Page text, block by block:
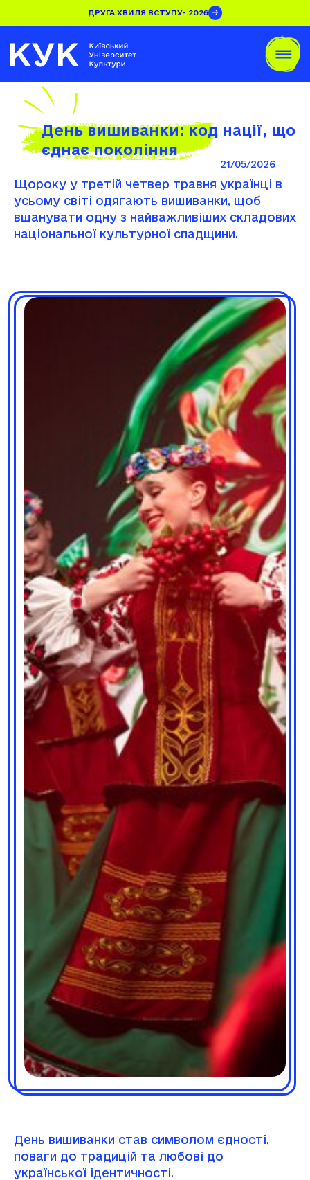
ДРУГА ХВИЛЯ ВСТУПУ- 2026
День вишиванки: код нації, що
єднає покоління
21/05/2026
Щороку у третій четвер травня українці в
усьому світі одягають вишиванки, щоб
вшанувати одну з найважливіших складових
національної культурної спадщини.
День вишиванки став символом єдності,
поваги до традицій та любові до
української ідентичності.